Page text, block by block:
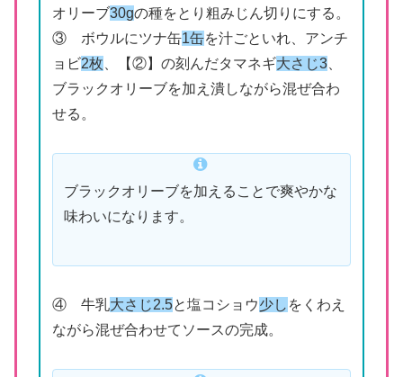
オリーブ30gの種をとり粗みじん切りにする。
③ ボウルにツナ缶1缶を汁ごといれ、アンチ
ョビ2枚 、【②】の刻んだタマネギ大さじ3、
ブラックオリーブを加え潰しながら混ぜ合わ
せる。
ブラックオリーブを加えることで爽やかな
味わいになります。
④ 牛乳大さじ2.5と塩コショウ少し をくわえ
ながら混ぜ合わせてソースの完成。